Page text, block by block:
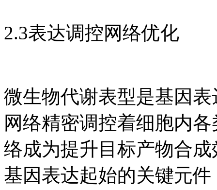
2.3表达调控网络优化
微生物代谢表型是基因
网络精密调控着细胞内
络成为提升目标产物合
基因表达起始的关键元